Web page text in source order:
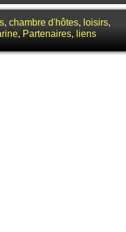
, chambre d'hôtes, loisirs,
, Partenaires, liens